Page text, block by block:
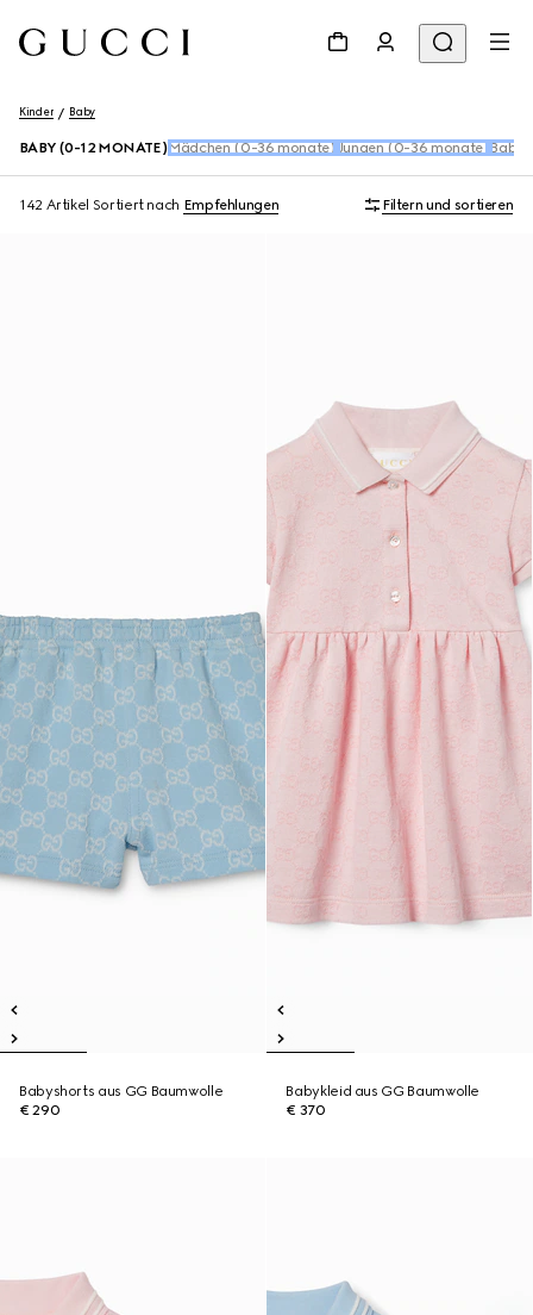
Kinder Baby
BABY (0-12 MONATE) Mädchen (0-36 monate) Jungen (0-36 monate) Baby
142 Artikel Sortiert nach Empfehlungen Filtern und sortieren
Babyshorts aus GG Baumwolle
€ 290
Babykleid aus GG Baumwolle
€ 370